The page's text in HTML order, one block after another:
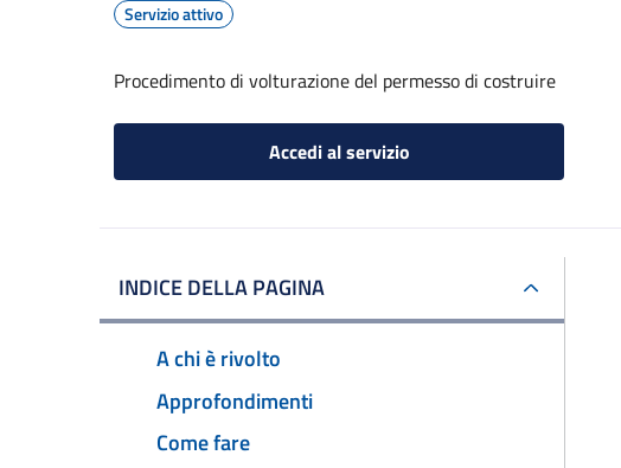
Servizio attivo
Procedimento di volturazione del permesso di costruire
Accedi al servizio
INDICE DELLA PAGINA
A chi è rivolto
Approfondimenti
Come fare